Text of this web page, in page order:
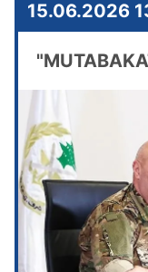
15.06.2026